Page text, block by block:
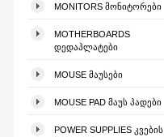
MONITORS ᲛᲝᲜᲘᲢᲝᲠᲔᲑᲘ
MOTHERBOARDS
ᲓᲔᲓᲐᲞᲚᲐᲢᲔᲑᲘ
MOUSE ᲛᲐᲣᲡᲔᲑᲘ
MOUSE PAD ᲛᲐᲣᲡ ᲞᲐᲓᲔᲑᲘ
POWER SUPPLIES ᲙᲕᲔᲑᲘᲡ